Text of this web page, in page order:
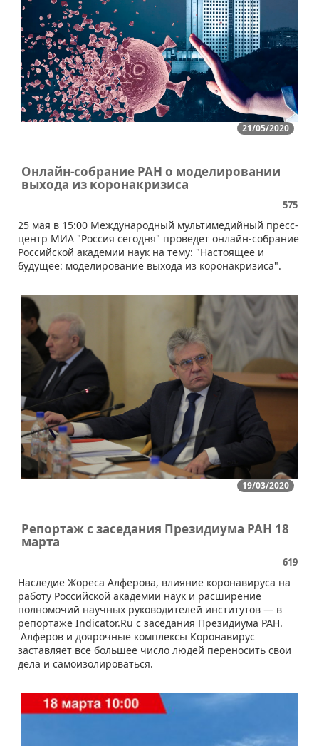
21/05/2020
Онлайн-собрание РАН о моделировании
выхода из коронакризиса
575
​25 мая в 15:00 Международный мультимедийный пресс-
центр МИА "Россия сегодня" проведет онлайн-собрание
Российской академии наук на тему: "Настоящее и
будущее: моделирование выхода из коронакризиса".
19/03/2020
Репортаж с заседания Президиума РАН 18
марта
619
Наследие Жореса Алферова, влияние коронавируса на
работу Российской академии наук и расширение
полномочий научных руководителей институтов — в
репортаже Indicator.Ru с заседания Президиума РАН.
Алферов и доярочные комплексы Коронавирус
заставляет все большее число людей переносить свои
дела и самоизолироваться.